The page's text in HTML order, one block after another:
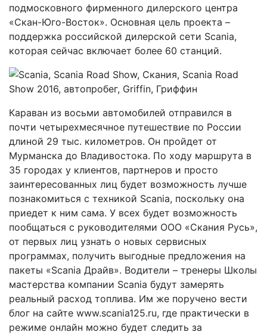
подмосковного фирменного дилерского центра
«Скан-Юго-Восток». Основная цель проекта –
поддержка российской дилерской сети Scania,
которая сейчас включает более 60 станций.
Караван из восьми автомобилей отправился в
почти четырехмесячное путешествие по России
длиной 29 тыс. километров. Он пройдет от
Мурманска до Владивостока. По ходу маршрута в
35 городах у клиентов, партнеров и просто
заинтересованных лиц будет возможность лучше
познакомиться с техникой Scania, поскольку она
приедет к ним сама. У всех будет возможность
пообщаться с руководителями ООО «Скания Русь»,
от первых лиц узнать о новых сервисных
программах, получить выгодные предложения на
пакеты «Scania Драйв». Водители – тренеры Школы
мастерства компании Scania будут замерять
реальный расход топлива. Им же поручено вести
блог на сайте www.scania125.ru, где практически в
режиме онлайн можно будет следить за